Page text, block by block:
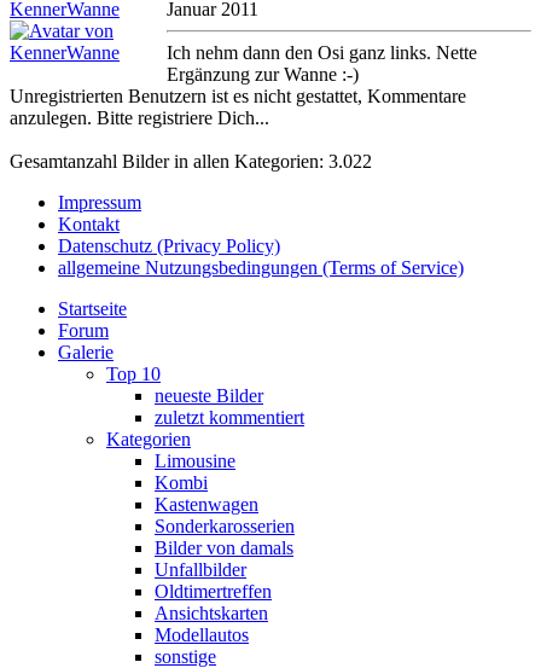
KennerWanne
Januar 2011
Ich nehm dann den Osi ganz links. Nette
Ergänzung zur Wanne :-)
Unregistrierten Benutzern ist es nicht gestattet, Kommentare
anzulegen. Bitte registriere Dich...
Gesamtanzahl Bilder in allen Kategorien: 3.022
Impressum
Kontakt
Datenschutz (Privacy Policy)
allgemeine Nutzungsbedingungen (Terms of Service)
Startseite
Forum
Galerie
Top 10
neueste Bilder
zuletzt kommentiert
Kategorien
Limousine
Kombi
Kastenwagen
Sonderkarosserien
Bilder von damals
Unfallbilder
Oldtimertreffen
Ansichtskarten
Modellautos
sonstige